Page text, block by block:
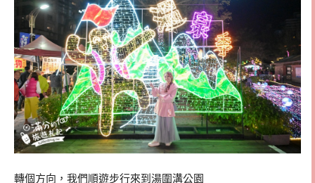
轉個方向，我們順遊步行來到湯圍溝公園